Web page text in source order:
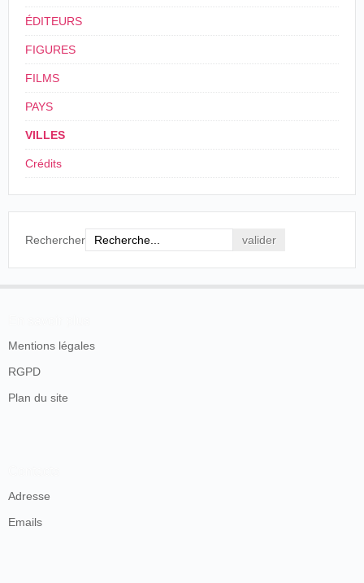
ÉDITEURS
FIGURES
FILMS
PAYS
VILLES
Crédits
Rechercher
Mentions légales
RGPD
Plan du site
Adresse
Emails